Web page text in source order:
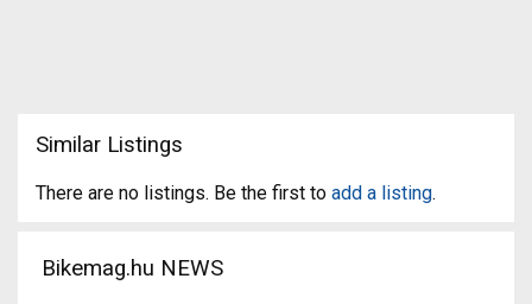
Similar Listings
There are no listings. Be the first to add a listing.
Bikemag.hu NEWS